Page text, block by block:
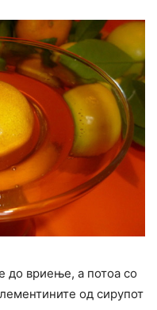
до вриење, а потоа со
од сирупот